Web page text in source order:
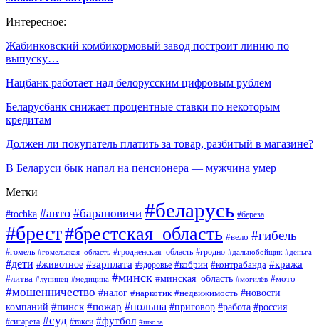
Интересное:
Жабинковский комбикормовый завод построит линию по
выпуску…
Нацбанк работает над белорусским цифровым рублем
Беларусбанк снижает процентные ставки по некоторым
кредитам
Должен ли покупатель платить за товар, разбитый в магазине?
В Беларуси бык напал на пенсионера — мужчина умер
Метки
#tochka #авто #барановичи #беларусь #берёза
#брест#брестская_область #вело #гибель
#гомель #гомельская_область #гродненская_область #гродно #дальнобойщик #деньга
#дети #животное #зарплата #здоровье #кобрин #контрабанда #кража
#литва #лунинец #медицина #минск #минская_область #могилёв #мото
#мошенничество #налог #наркотик #недвижимость #новости
компаний #пинск #пожар #польша #приговор #работа #россия
#сигарета #суд #такси #футбол #школа